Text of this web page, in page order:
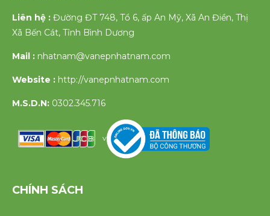
Liên hệ : Đường ĐT 748, Tổ 6, ấp An Mỹ, Xã An Điền, Thị
Xã Bến Cát, Tỉnh Bình Dương
Mail : nhatnam@vanepnhatnam.com
Website : http://vanepnhatnam.com
M.S.D.N: 0302.345.716
v
CHÍNH SÁCH